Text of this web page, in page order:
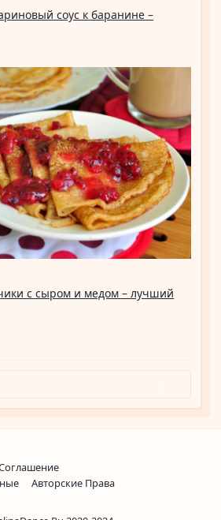
соус к баранине –
с сыром и медом – лучший
Авторские Права